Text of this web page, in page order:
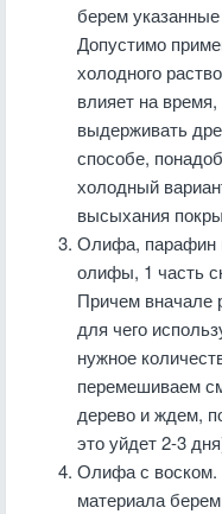
берем
Допустимо
холодного
влияет на время,
выдерживать
способе,
холодный
высыхания
Олифа, парафин
олифы, 1 часть
Причем вначале
для чего
нужное
перемешиваем
дерево и ждем,
это уйдет 2-3
Олифа с воском.
материала